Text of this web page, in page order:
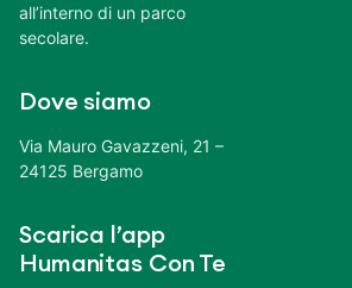
all’interno di un parco
secolare.
Dove siamo
Via Mauro Gavazzeni, 21 –
24125 Bergamo
Scarica l’app
Humanitas Con Te